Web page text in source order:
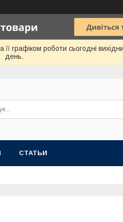
графіком роботи сьогодні
день.
СТАТЬИ